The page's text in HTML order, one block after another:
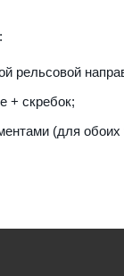
:
рельсовой
+ скребок;
(для обоих